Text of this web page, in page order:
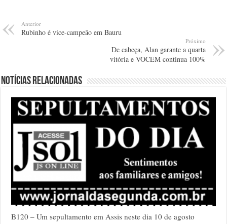
Anterior
Rubinho é vice-campeão em Bauru
Próximo
De cabeça, Alan garante a quarta
vitória e VOCEM continua 100%
Notícias relacionadas
B120 – Um sepultamento em Assis neste dia 10 de agosto